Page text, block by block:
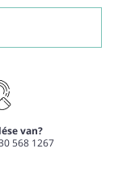
van?
568 1267